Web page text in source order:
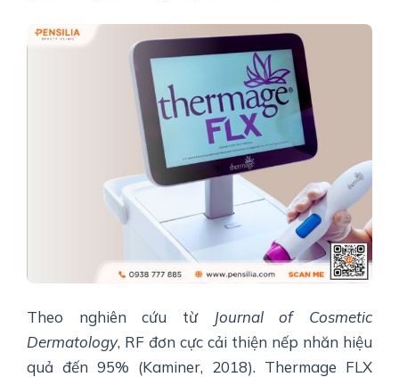
Theo nghiên cứu từ
Journal of Cosmetic
Dermatology, RF đơn cực cải thiện nếp nhăn hiệu
quả đến 95% (Kaminer, 2018). Thermage FLX